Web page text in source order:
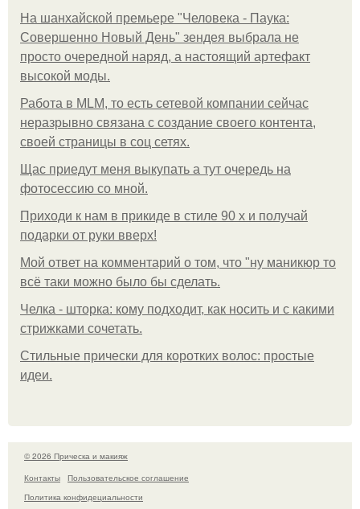
На шанхайской премьере "Человека - Паука:
Совершенно Новый День" зендея выбрала не
просто очередной наряд, а настоящий артефакт
высокой моды.
Работа в MLM, то есть сетевой компании сейчас
неразрывно связана с создание своего контента,
своей страницы в соц сетях.
Щас приедут меня выкупать а тут очередь на
фотосессию со мной.
Приходи к нам в прикиде в стиле 90 х и получай
подарки от руки вверх!
Мой ответ на комментарий о том, что "ну маникюр то
всё таки можно было бы сделать.
Челка - шторка: кому подходит, как носить и с какими
стрижками сочетать.
Стильные прически для коротких волос: простые
идеи.
© 2026 Прическа и макияж
Контакты
Пользовательское соглашение
Политика конфидециальности